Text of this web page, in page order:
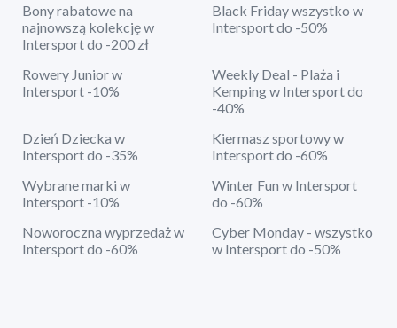
Bony rabatowe na
najnowszą kolekcję w
Intersport do -200 zł
Black Friday wszystko w
Intersport do -50%
Rowery Junior w
Intersport -10%
Weekly Deal - Plaża i
Kemping w Intersport do
-40%
Dzień Dziecka w
Intersport do -35%
Kiermasz sportowy w
Intersport do -60%
Wybrane marki w
Intersport -10%
Winter Fun w Intersport
do -60%
Noworoczna wyprzedaż w
Intersport do -60%
Cyber Monday - wszystko
w Intersport do -50%